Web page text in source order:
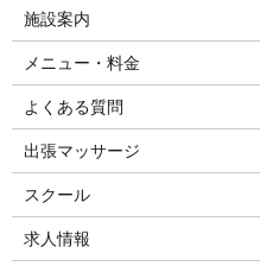
施設案内
メニュー・料金
よくある質問
出張マッサージ
スクール
求人情報